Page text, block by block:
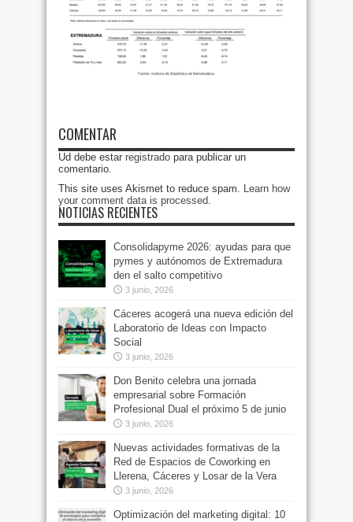
COMENTAR
Ud debe estar registrado para publicar un
comentario.
This site uses Akismet to reduce spam. Learn how
your comment data is processed.
NOTICIAS RECIENTES
Consolidapyme 2026: ayudas para que
pymes y autónomos de Extremadura
den el salto competitivo
3 junio, 2026
Cáceres acogerá una nueva edición del
Laboratorio de Ideas con Impacto
Social
3 junio, 2026
Don Benito celebra una jornada
empresarial sobre Formación
Profesional Dual el próximo 5 de junio
3 junio, 2026
Nuevas actividades formativas de la
Red de Espacios de Coworking en
Llerena, Cáceres y Losar de la Vera
3 junio, 2026
Optimización del marketing digital: 10